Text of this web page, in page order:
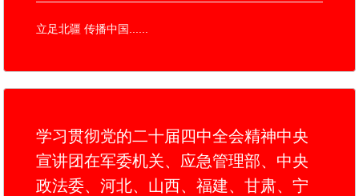
立足北疆 传播中国......
学习贯彻党的二十届四中全会精神中央
宣讲团在军委机关、应急管理部、中央
政法委、河北、山西、福建、甘肃、宁